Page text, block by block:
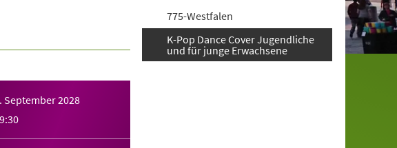
September 2028
775-Westfalen
K-Pop Dance Cover Jugendliche
und für junge Erwachsene